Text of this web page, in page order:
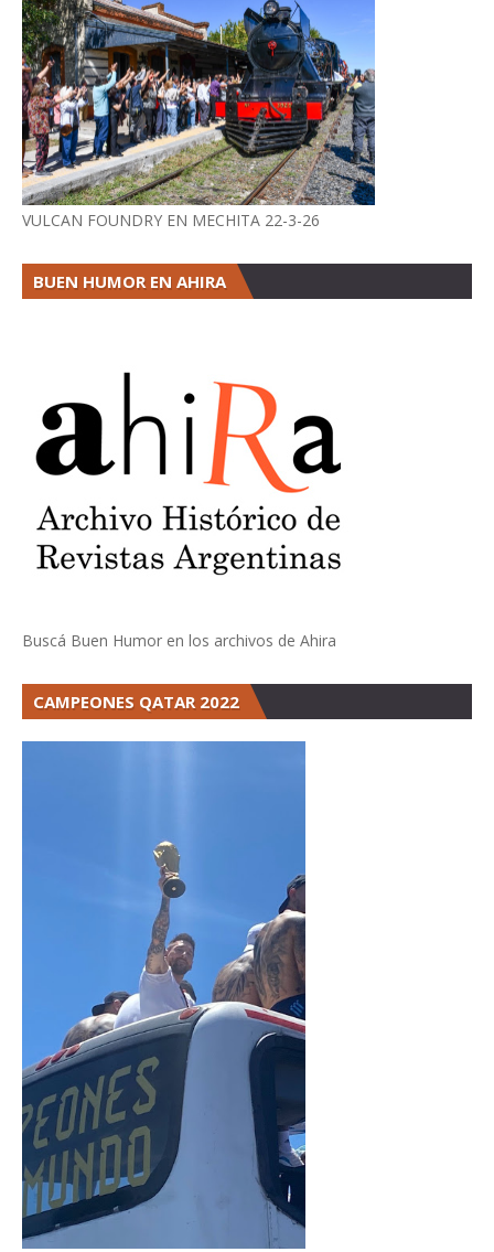
VULCAN FOUNDRY EN MECHITA 22-3-26
BUEN HUMOR EN AHIRA
Buscá Buen Humor en los archivos de Ahira
CAMPEONES QATAR 2022